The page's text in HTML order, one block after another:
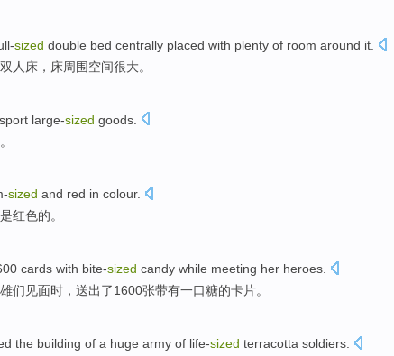
sized double bed centrally placed with plenty of room around it.
双人床 ， 床周围空间很大。
large-sized goods.
sized and red in colour.
红色的。
cards with bite-sized candy while meeting her heroes.
们见面时，送出了1600张带有一口糖的卡片。
the building of a huge army of life-sized terracotta soldiers.